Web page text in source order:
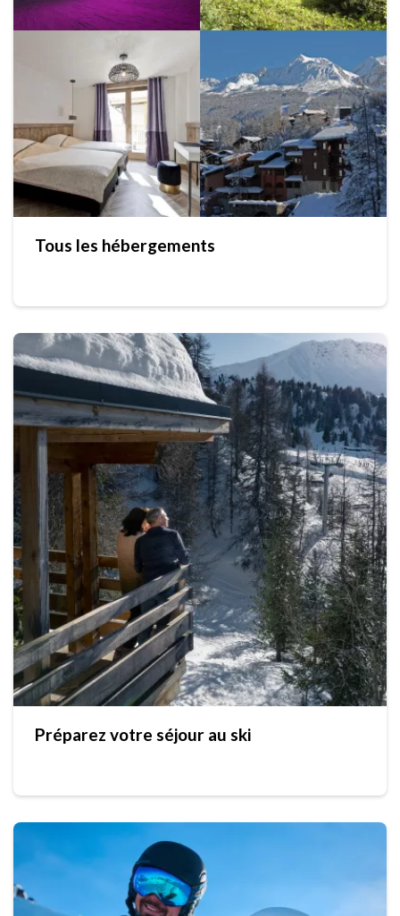
Tous les hébergements
Préparez votre séjour au ski